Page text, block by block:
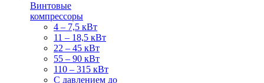
Винтовые
компрессоры
4 – 7,5 кВт
11 – 18,5 кВт
22 – 45 кВт
55 – 90 кВт
110 – 315 кВт
С давлением до